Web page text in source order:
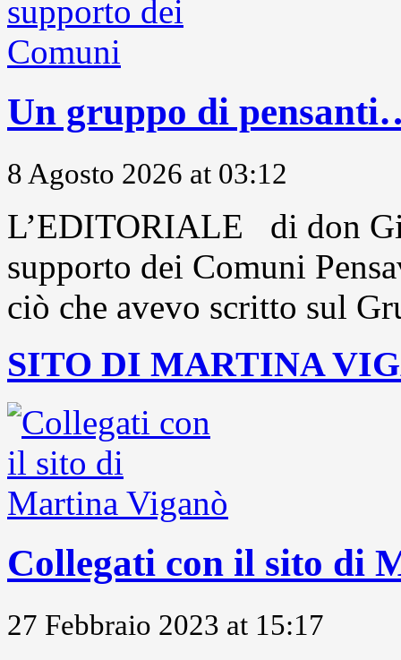
Un gruppo di
8 Agosto 2026 at 03:12
L’EDITORIALE di don
supporto dei Comuni
ciò che avevo scritto sul
SITO DI MARTINA
Collegati con il sito di
27 Febbraio 2023 at 15:17